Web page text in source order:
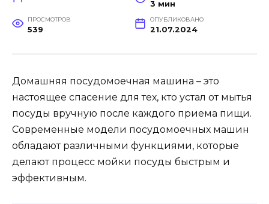
3 мин
ПРОСМОТРОВ
539
ОПУБЛИКОВАНО
21.07.2024
Домашняя посудомоечная машина – это
настоящее спасение для тех, кто устал от мытья
посуды вручную после каждого приема пищи.
Современные модели посудомоечных машин
обладают различными функциями, которые
делают процесс мойки посуды быстрым и
эффективным.